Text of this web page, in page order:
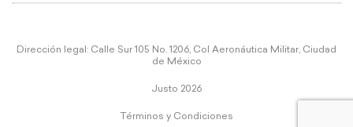
Dirección legal: Calle Sur 105 No. 1206, Col Aeronáutica Militar, Ciudad
de México
Justo 2026
Términos y Condiciones